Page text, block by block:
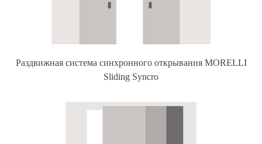
Раздвижная система синхронного открывания MORELLI
Sliding Syncro